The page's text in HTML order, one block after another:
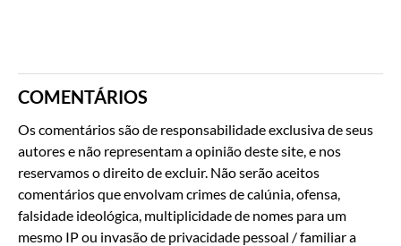
COMENTÁRIOS
Os comentários são de responsabilidade exclusiva de seus
autores e não representam a opinião deste site, e nos
reservamos o direito de excluir. Não serão aceitos
comentários que envolvam crimes de calúnia, ofensa,
falsidade ideológica, multiplicidade de nomes para um
mesmo IP ou invasão de privacidade pessoal / familiar a